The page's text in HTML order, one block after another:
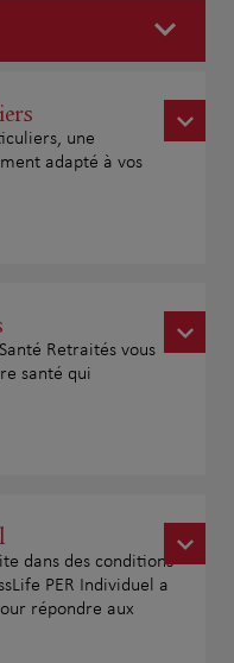
une
adapté à vos
Retraités vous
santé qui
dans des conditions
PER Individuel a
répondre aux